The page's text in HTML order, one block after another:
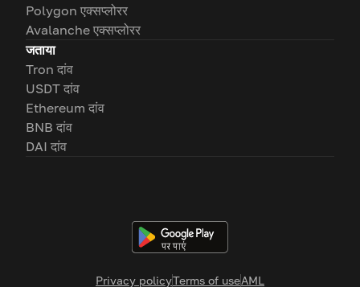
Privacy policyTerms of useAML
Polygon एक्सप्लोरर
Avalanche एक्सप्लोरर
जताया
Tron दांव
USDT दांव
Ethereum दांव
BNB दांव
DAI दांव